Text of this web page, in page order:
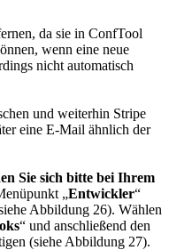
da sie in ConfTool
wenn eine neue
nicht automatisch
und weiterhin Stripe
eine E-Mail ähnlich der
Sie sich bitte bei Ihrem
„Entwickler“
Abbildung 26). Wählen
“ und anschließend den
(siehe Abbildung 27).